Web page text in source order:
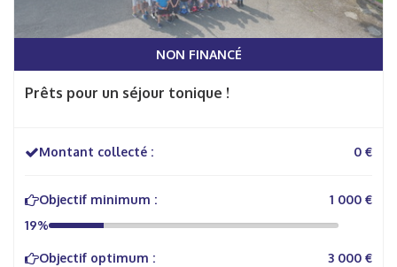
NON FINANCÉ
Prêts pour un séjour tonique !
Montant collecté : 0 €
Objectif minimum :
1 000 €
19%
Objectif optimum :
3 000 €